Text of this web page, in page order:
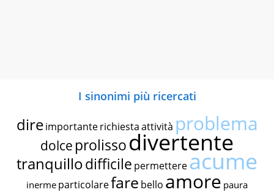
I sinonimi più ricercati
dire importante richiestaattività problema
dolce prolissodivertente
tranquillodifficile permettereacume
inerme particolarefare bello amore paura